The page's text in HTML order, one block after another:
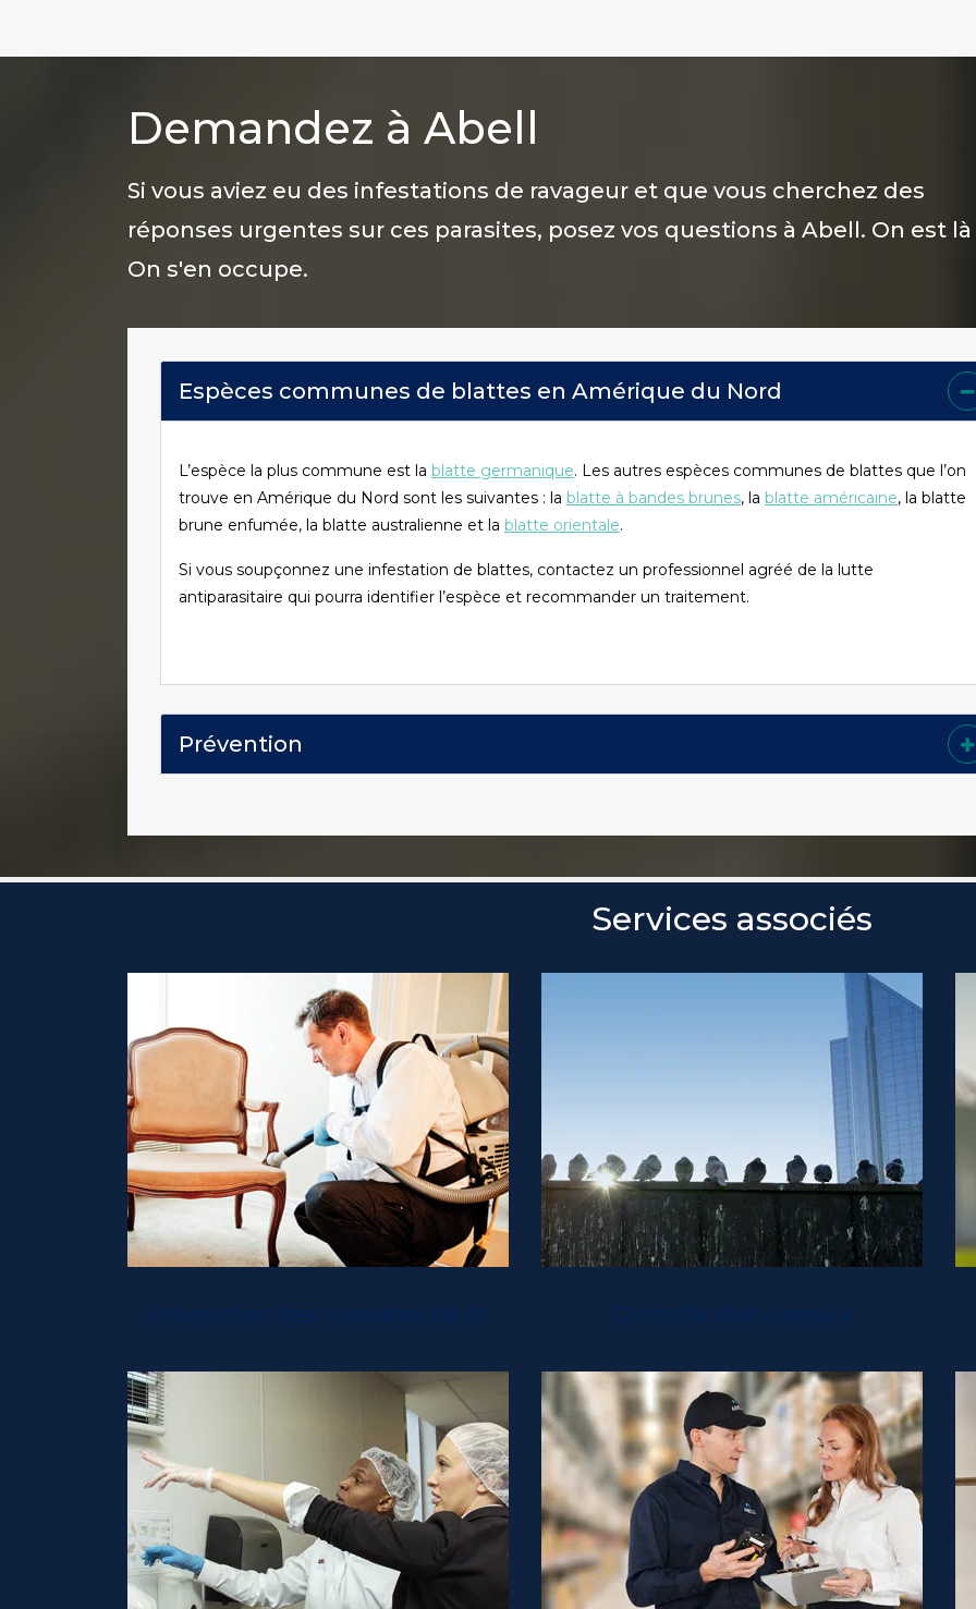
Demandez à Abell
Si vous aviez eu des infestations de ravageur et que vous cherchez des
réponses urgentes sur ces parasites, posez vos questions à Abell. On est
On s'en occupe.
Espèces communes de blattes en Amérique du Nord
L’espèce la plus commune est la blatte germanique. Les autres espèces communes de blattes que l’on
trouve en Amérique du Nord sont les suivantes : la blatte à bandes brunes, la blatte américaine, la blatte
brune enfumée, la blatte australienne et la blatte orientale.
Si vous soupçonnez une infestation de blattes, contactez un professionnel agréé de la lutte
antiparasitaire qui pourra identifier l’espèce et recommander un traitement.
Prévention
Services associés